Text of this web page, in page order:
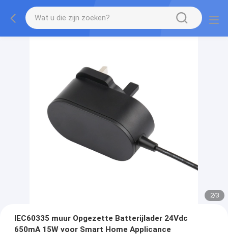
2/3
IEC60335 muur Opgezette Batterijlader 24Vdc
650mA 15W voor Smart Home Applicance